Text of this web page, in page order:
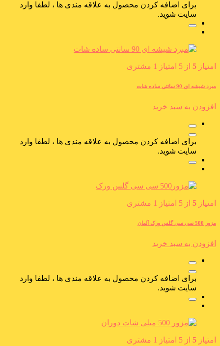
برای اضافه کردن محصول به علاقه مندی ها ، لطفا وارد
سایت شوید.
امتیاز 5 از 5 امتیاز 1 مشتری
مبرد شیشه ای 90 سانتی ساده شات
افزودن به سبد خرید
برای اضافه کردن محصول به علاقه مندی ها ، لطفا وارد
سایت شوید.
امتیاز 5 از 5 امتیاز 1 مشتری
مزور 500 سی سی گلس ورک آلمان
افزودن به سبد خرید
برای اضافه کردن محصول به علاقه مندی ها ، لطفا وارد
سایت شوید.
امتیاز 5 از 5 امتیاز 1 مشتری